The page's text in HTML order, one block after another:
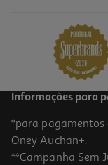
Informações para
*para
Oney Auchan+.
**Campanha Sem